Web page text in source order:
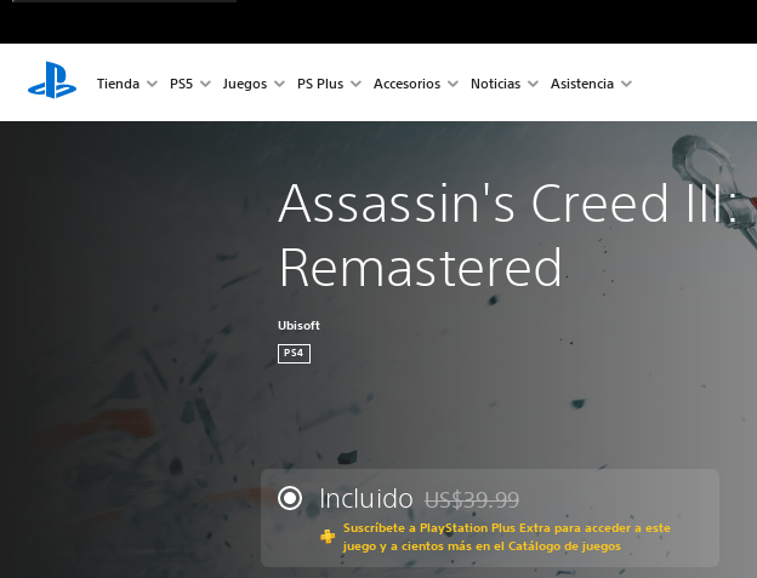
Tienda PS5 Juegos PS Plus Accesorios Noticias Asistencia
Assassin's Creed III:
Remastered
Ubisoft
PS4
Incluido Rebajado del precio original de US$39.99
US$39.99
Suscríbete a PlayStation Plus Extra para acceder a este
juego y a cientos más en el Catálogo de juegos